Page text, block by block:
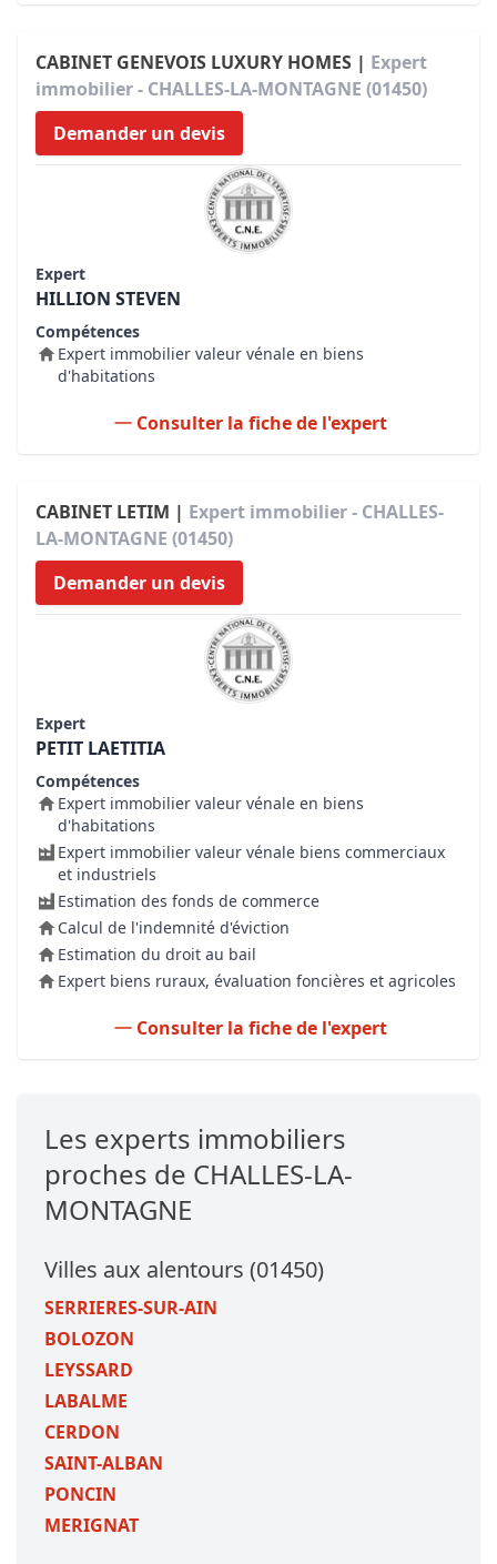
CABINET GENEVOIS LUXURY HOMES | Expert
immobilier - CHALLES-LA-MONTAGNE (01450)
Demander un devis
Expert
HILLION STEVEN
Compétences
Expert immobilier valeur vénale en biens
d'habitations
Consulter la fiche de l'expert
CABINET LETIM | Expert immobilier - CHALLES-
LA-MONTAGNE (01450)
Demander un devis
Expert
PETIT LAETITIA
Compétences
Expert immobilier valeur vénale en biens
d'habitations
Expert immobilier valeur vénale biens commerciaux
et industriels
Estimation des fonds de commerce
Calcul de l'indemnité d'éviction
Estimation du droit au bail
Expert biens ruraux, évaluation foncières et agricoles
Consulter la fiche de l'expert
Les experts immobiliers
proches de CHALLES-LA-
MONTAGNE
Villes aux alentours (01450)
SERRIERES-SUR-AIN
BOLOZON
LEYSSARD
LABALME
CERDON
SAINT-ALBAN
PONCIN
MERIGNAT